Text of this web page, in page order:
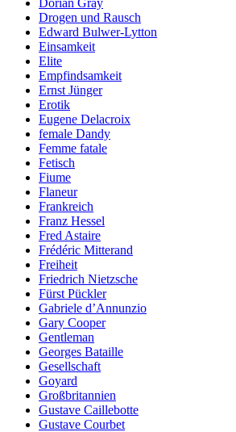
Dorian Gray
Drogen und Rausch
Edward Bulwer-Lytton
Einsamkeit
Elite
Empfindsamkeit
Ernst Jünger
Erotik
Eugene Delacroix
female Dandy
Femme fatale
Fetisch
Fiume
Flaneur
Frankreich
Franz Hessel
Fred Astaire
Frédéric Mitterand
Freiheit
Friedrich Nietzsche
Fürst Pückler
Gabriele d’Annunzio
Gary Cooper
Gentleman
Georges Bataille
Gesellschaft
Goyard
Großbritannien
Gustave Caillebotte
Gustave Courbet